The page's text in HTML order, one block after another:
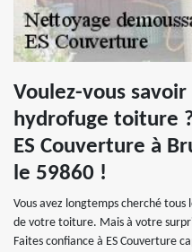
Voulez-vous savoir
hydrofuge toiture
ES Couverture à
le 59860 !
Vous avez longtemps cherché
de votre toiture. Mais à votre
Faites confiance à ES Couverture